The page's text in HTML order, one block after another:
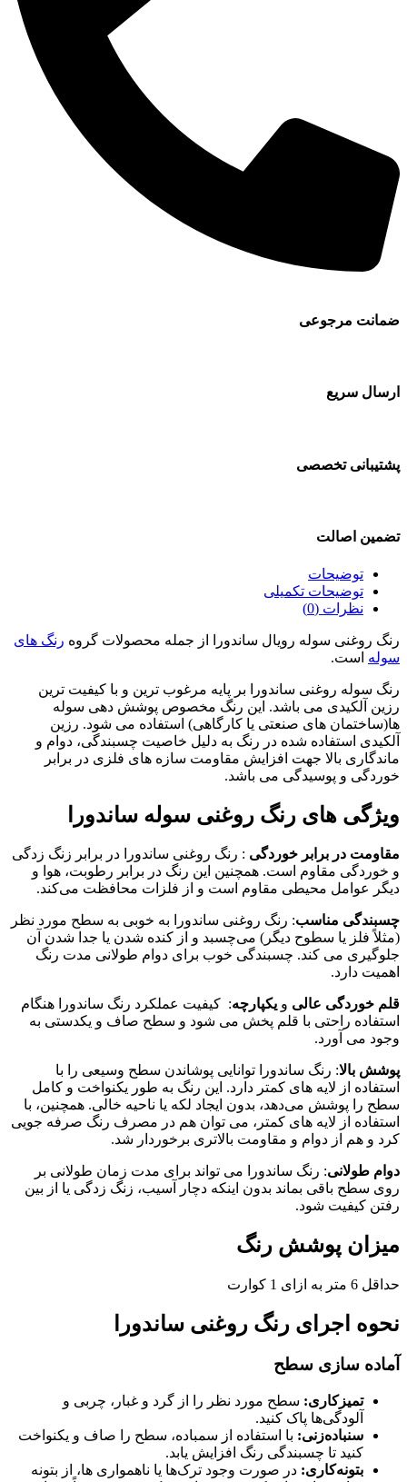
ضمانت مرجوعی
ارسال سریع
پشتیبانی تخصصی
تضمین اصالت
توضیحات
توضیحات تکمیلی
نظرات (0)
رنگ روغنی سوله رویال ساندورا از جمله محصولات گروه رنگ های
سوله است.
رنگ سوله روغنی ساندورا بر پایه مرغوب ترین و با کیفیت ترین
رزین آلکیدی می باشد. این رنگ مخصوص پوشش دهی سوله
ها(ساختمان های صنعتی یا کارگاهی) استفاده می شود. رزین
آلکیدی استفاده شده در رنگ به دلیل خاصیت چسبندگی، دوام و
ماندگاری بالا جهت افزایش مقاومت سازه های فلزی در برابر
خوردگی و پوسیدگی می باشد.
ویژگی های رنگ روغنی سوله ساندورا
مقاومت در برابر خوردگی : رنگ روغنی ساندورا در برابر زنگ‌ زدگی
و خوردگی مقاوم است. همچنین این رنگ در برابر رطوبت، هوا و
دیگر عوامل محیطی مقاوم است و از فلزات محافظت می‌کند.
چسبندگی مناسب: رنگ روغنی ساندورا به خوبی به سطح مورد نظر
(مثلاً فلز یا سطوح دیگر) می‌چسبد و از کنده شدن یا جدا شدن آن
جلوگیری می ‌کند. چسبندگی خوب برای دوام طولانی مدت رنگ
اهمیت دارد.
قلم‌ خوردگی عالی و یکپارچه: کیفیت عملکرد رنگ ساندورا هنگام
استفاده راحتی با قلم پخش می‌ شود و سطح صاف و یکدستی به
وجود می ‌آورد.
پوشش بالا: رنگ ساندورا توانایی پوشاندن سطح وسیعی را با
استفاده از لایه‌ های کمتر دارد. این رنگ به ‌طور یکنواخت و کامل
سطح را پوشش می‌دهد، بدون ایجاد لکه یا ناحیه خالی. همچنین، با
استفاده از لایه‌ های کمتر، می‌ توان هم در مصرف رنگ صرفه‌ جویی
کرد و هم از دوام و مقاومت بالاتری برخوردار شد.
دوام طولانی: رنگ ساندورا می ‌تواند برای مدت زمان طولانی بر
روی سطح باقی بماند بدون اینکه دچار آسیب، زنگ ‌زدگی یا از بین
رفتن کیفیت شود.
میزان پوشش رنگ
حداقل 6 متر به ازای 1 کوارت
نحوه اجرای رنگ روغنی ساندورا
آماده سازی سطح
تمیزکاری: سطح مورد نظر را از گرد و غبار، چربی و
آلودگی‌ها پاک کنید.
سنباده‌زنی: با استفاده از سمباده، سطح را صاف و یکنواخت
کنید تا چسبندگی رنگ افزایش یابد.
بتونه‌کاری: در صورت وجود ترک‌ها یا ناهمواری‌ ها، از بتونه